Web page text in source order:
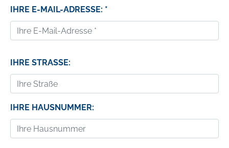
IHRE E-MAIL-ADRESSE: *
IHRE STRASSE:
IHRE HAUSNUMMER: